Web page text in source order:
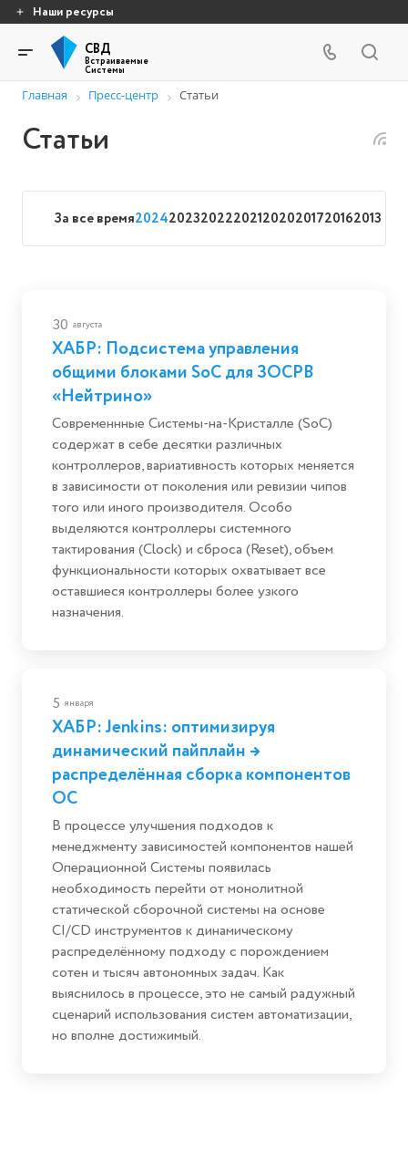
Наши ресурсы
СВД
Встраиваемые
Системы
Главная Пресс-центр Статьи
Статьи
За все время20242023202220212020201720162013
30 августа
ХАБР: Подсистема управления
общими блоками SoC для ЗОСРВ
«Нейтрино»
Современнные Системы-на-Кристалле (SoC)
содержат в себе десятки различных
контроллеров, вариативность которых меняется
в зависимости от поколения или ревизии чипов
того или иного производителя. Особо
выделяются контроллеры системного
тактирования (Clock) и сброса (Reset), объем
функциональности которых охватывает все
оставшиеся контроллеры более узкого
назначения.
5 января
ХАБР: Jenkins: оптимизируя
динамический пайплайн →
распределённая сборка компонентов
ОС
В процессе улучшения подходов к
менеджменту зависимостей компонентов нашей
Операционной Системы появилась
необходимость перейти от монолитной
статической сборочной системы на основе
CI/CD инструментов к динамическому
распределённому подходу с порождением
сотен и тысяч автономных задач. Как
выяснилось в процессе, это не самый радужный
сценарий использования систем автоматизации,
но вполне достижимый.